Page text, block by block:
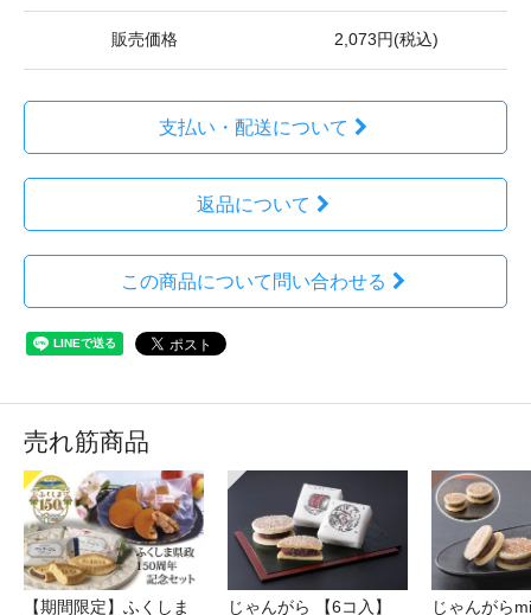
販売価格 2,073円(税込)
支払い・配送について
返品について
この商品について問い合わせる
売れ筋商品
【期間限定】ふくしま
じゃんがら 【6コ入】
じゃんがら